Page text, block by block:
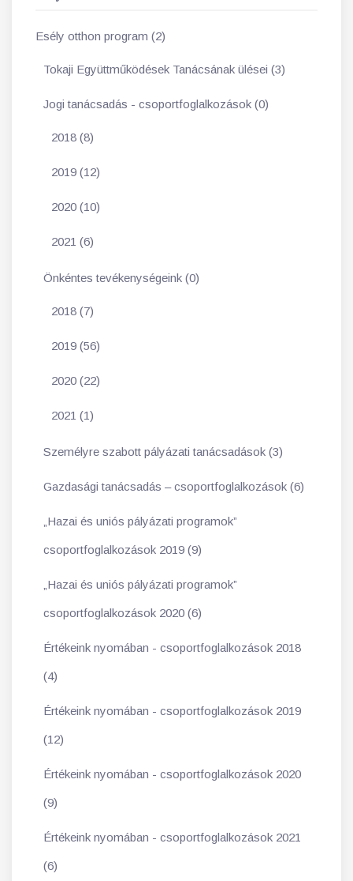
Esély otthon program (2)
Tokaji Együttműködések Tanácsának ülései (3)
Jogi tanácsadás - csoportfoglalkozások (0)
2018 (8)
2019 (12)
2020 (10)
2021 (6)
Önkéntes tevékenységeink (0)
2018 (7)
2019 (56)
2020 (22)
2021 (1)
Személyre szabott pályázati tanácsadások (3)
Gazdasági tanácsadás – csoportfoglalkozások (6)
„Hazai és uniós pályázati programok”
csoportfoglalkozások 2019 (9)
„Hazai és uniós pályázati programok”
csoportfoglalkozások 2020 (6)
Értékeink nyomában - csoportfoglalkozások 2018
(4)
Értékeink nyomában - csoportfoglalkozások 2019
(12)
Értékeink nyomában - csoportfoglalkozások 2020
(9)
Értékeink nyomában - csoportfoglalkozások 2021
(6)